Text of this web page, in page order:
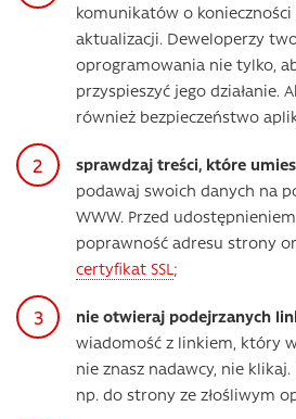
komunikatów o
aktualizacji. Deweloperzy
oprogramowania nie tylko,
przyspieszyć jego działanie.
również bezpieczeństwo
sprawdzaj treści, które
podawaj swoich danych na
WWW. Przed
poprawność adresu strony
certyfikat SSL;
nie otwieraj podejrzanych
wiadomość z linkiem, który
nie znasz nadawcy, nie
np. do strony ze złośliwym